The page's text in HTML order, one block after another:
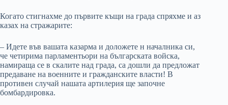
Когато стигнахме до първите къщи на града спряхме и аз
казах на стражарите:
– Идете във вашата казарма и доложете н началника си,
че четирима парламентьори на българската войска,
намираща се в скалите над града, са дошли да предложат
предаване на военните и гражданските власти! В
противен случай нашата артилерия ще започне
бомбардировка.